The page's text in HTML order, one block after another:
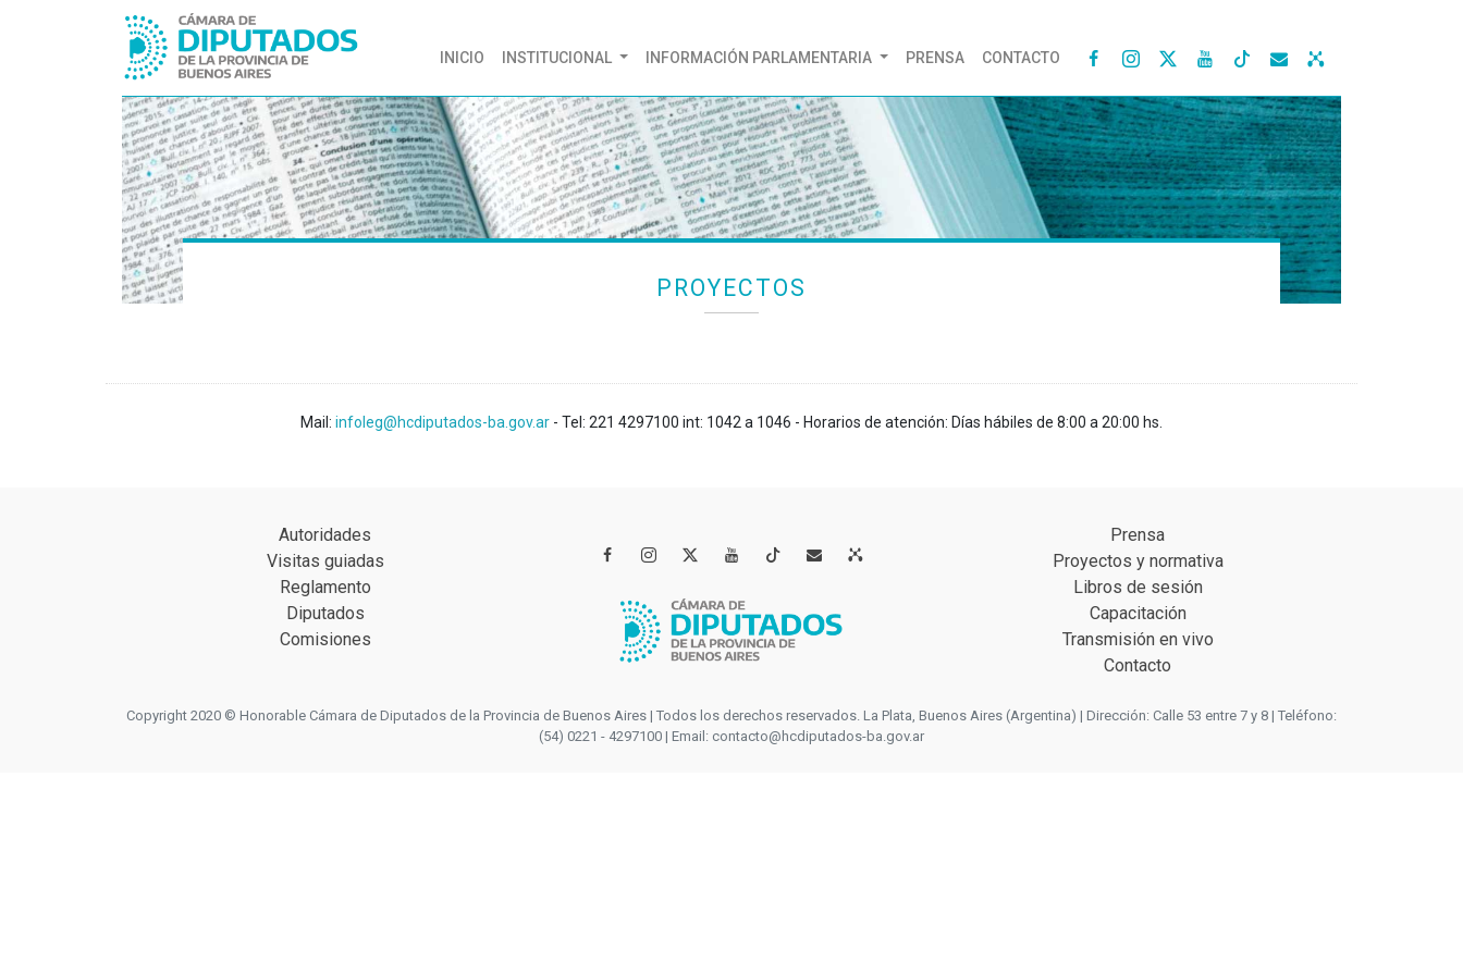
INICIO (CURRENT)
INSTITUCIONAL INFORMACIÓN PARLAMENTARIA PRENSA CONTACTO    
PROYECTOS
Mail: infoleg@hcdiputados-ba.gov.ar - Tel: 221 4297100 int: 1042 a 1046 - Horarios de atención: Días hábiles de 8:00 a 20:00 hs.
Autoridades
Visitas guiadas
Reglamento
Diputados
Comisiones
   
Prensa
Proyectos y normativa
Libros de sesión
Capacitación
Transmisión en vivo
Contacto
Copyright 2020 © Honorable Cámara de Diputados de la Provincia de Buenos Aires | Todos los derechos reservados. La Plata, Buenos Aires (Argentina) | Dirección: Calle 53 entre 7 y 8 | Teléfono:
(54) 0221 - 4297100 | Email: contacto@hcdiputados-ba.gov.ar